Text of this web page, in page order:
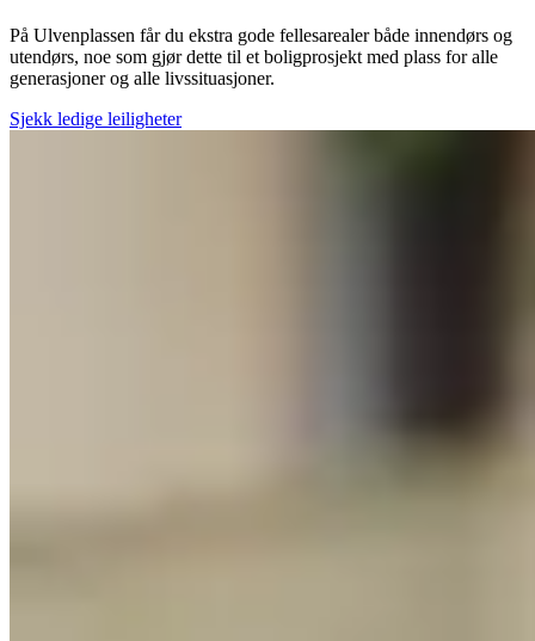
På Ulvenplassen får du ekstra gode fellesarealer både innendørs og
utendørs, noe som gjør dette til et boligprosjekt med plass for alle
generasjoner og alle livssituasjoner.
Sjekk ledige leiligheter